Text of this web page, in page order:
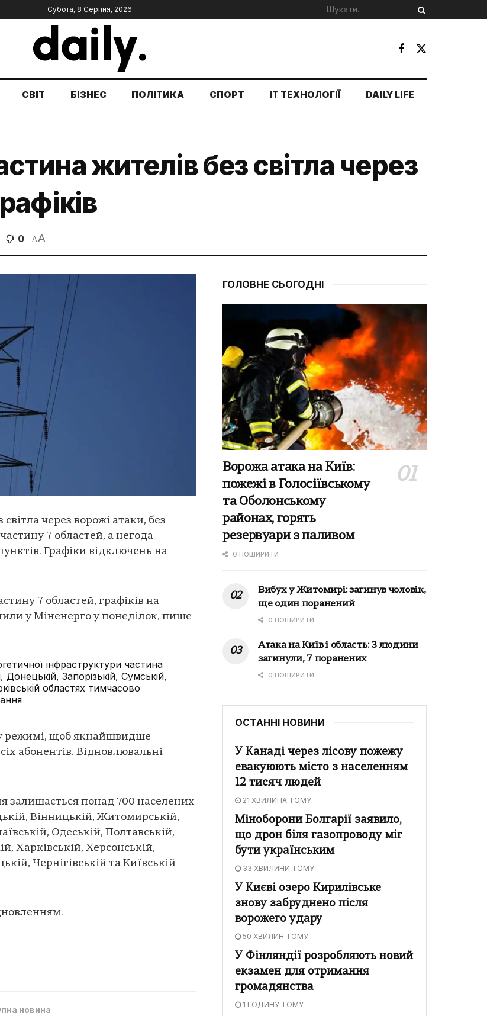
Субота, 8 Серпня, 2026
СВІТ БІЗНЕС ПОЛІТИКА СПОРТ IT ТЕХНОЛОГІЇ DAILY LIFE
жителів без світла через
0 AA
через ворожі атаки, без
7 областей, а негода
Графіки відключень на
7 областей, графіків на
у Міненерго у понеділок, пише
інфраструктури частина
Запорізькій, Сумській,
областях тимчасово
режимі, щоб якнайшвидше
абонентів. Відновлювальні
залишається понад 700 населених
Вінницькій, Житомирській,
Одеській, Полтавській,
Харківській, Херсонській,
Чернігівській та Київській
новина
ГОЛОВНЕ СЬОГОДНІ
Ворожа атака на Київ:
пожежі в Голосіївському
та Оболонському
районах, горять
резервуари з паливом
0 ПОШИРИТИ
Вибух у Житомирі: загинув чоловік,
ще один поранений
0 ПОШИРИТИ
Атака на Київ і область: 3 людини
загинули, 7 поранених
0 ПОШИРИТИ
ОСТАННІ НОВИНИ
У Канаді через лісову пожежу
евакуюють місто з населенням
12 тисяч людей
21 ХВИЛИНА ТОМУ
Міноборони Болгарії заявило,
що дрон біля газопроводу міг
бути українським
33 ХВИЛИНИ ТОМУ
У Києві озеро Кирилівське
знову забруднено після
ворожего удару
50 ХВИЛИН ТОМУ
У Фінляндії розробляють новий
екзамен для отримання
громадянства
1 ГОДИНУ ТОМУ